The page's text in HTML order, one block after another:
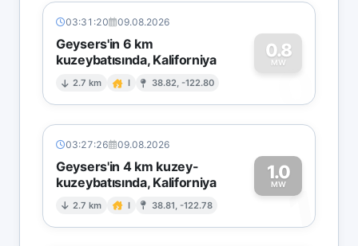
03:31:20 09.08.2026
Geysers'in 6 km
kuzeybatısında, Kaliforniya
2.7 km I 38.82, -122.80
0.8
MW
0
03:27:26 09.08.2026
Geysers'in 4 km kuzey-
kuzeybatısında, Kaliforniya
2.7 km I 38.81, -122.78
1.0
MW1